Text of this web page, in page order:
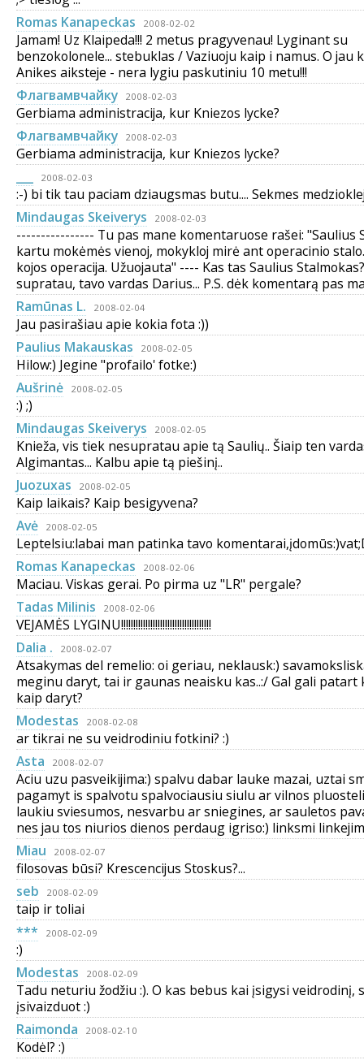
Romas Kanapeckas
2008-02-02
Jamam! Uz Klaipeda!!! 2 metus pragyvenau! Lyginant su
benzokolonele... stebuklas / Vaziuoju kaip i namus. O jau
Anikes aiksteje - nera lygiu paskutiniu 10 metu!!!
Флагвамвчaйку
2008-02-03
Gerbiama administracija, kur Kniezos lycke?
Флагвамвчaйку
2008-02-03
Gerbiama administracija, kur Kniezos lycke?
2008-02-03
:-) bi tik tau paciam dziaugsmas butu.... Sekmes
Mindaugas Skeiverys
2008-02-03
---------------- Tu pas mane komentaruose rašei: "Saulius
kartu mokėmės vienoj, mokykloj mirė ant operacinio
kojos operacija. Užuojauta" ---- Kas tas Saulius
supratau, tavo vardas Darius... P.S. dėk komentarą pas
Ramūnas L.
2008-02-04
Jau pasirašiau apie kokia fota :))
Paulius Makauskas
2008-02-05
Hilow:) Jegine "profailo' fotke:)
Aušrinė
2008-02-05
:) ;)
Mindaugas Skeiverys
2008-02-05
Knieža, vis tiek nesupratau apie tą Saulių.. Šiaip ten
Algimantas... Kalbu apie tą piešinį..
Juozuxas
2008-02-05
Kaip laikais? Kaip besigyvena?
Avė
2008-02-05
Leptelsiu:labai man patinka tavo
Romas Kanapeckas
2008-02-06
Maciau. Viskas gerai. Po pirma uz "LR" pergale?
Tadas Milinis
2008-02-06
VEJAMĖS LYGINU!!!!!!!!!!!!!!!!!!!!!!!!!!!!!!!!!!!!!
Dalia .
2008-02-07
Atsakymas del remelio: oi geriau, neklausk:)
meginu daryt, tai ir gaunas neaisku kas..:/ Gal gali
kaip daryt?
Modestas
2008-02-08
ar tikrai ne su veidrodiniu fotkini? :)
Asta
2008-02-07
Aciu uzu pasveikijima:) spalvu dabar lauke mazai, uztai
pagamyt is spalvotu spalvociausiu siulu ar vilnos
laukiu sviesumos, nesvarbu ar sniegines, ar sauletos
nes jau tos niurios dienos perdaug igriso:) linksmi
Miau
2008-02-07
filosovas būsi? Krescencijus Stoskus?...
seb
2008-02-09
taip ir toliai
***
2008-02-09
:)
Modestas
2008-02-09
Tadu neturiu žodžiu :). O kas bebus kai įsigysi veidrodinį,
įsivaizduot :)
Raimonda
2008-02-10
Kodėl? :)